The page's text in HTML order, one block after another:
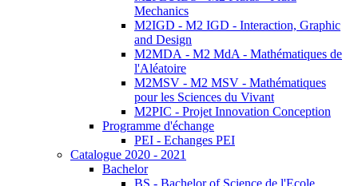
Mechanics
M2IGD - M2 IGD - Interaction, Graphic
and Design
M2MDA - M2 MdA - Mathématiques de
l'Aléatoire
M2MSV - M2 MSV - Mathématiques
pour les Sciences du Vivant
M2PIC - Projet Innovation Conception
Programme d'échange
PEI - Echanges PEI
Catalogue 2020 - 2021
Bachelor
BS - Bachelor of Science de l'Ecole